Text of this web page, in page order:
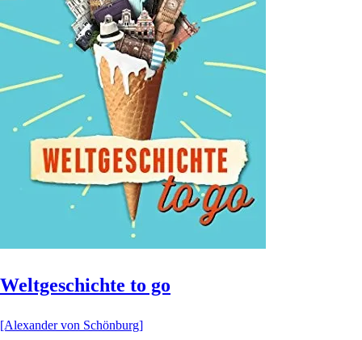
Weltgeschichte to go
[Alexander von Schönburg]